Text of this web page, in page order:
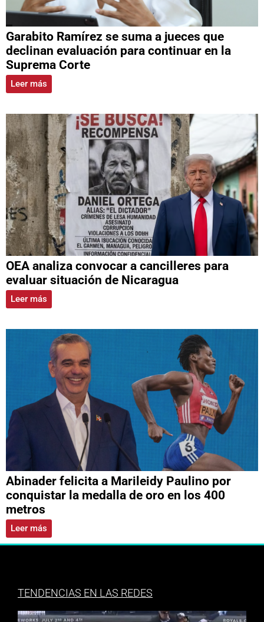
Garabito Ramírez se suma a jueces que
declinan evaluación para continuar en la
Suprema Corte
Leer más
OEA analiza convocar a cancilleres para
evaluar situación de Nicaragua
Leer más
Abinader felicita a Marileidy Paulino por
conquistar la medalla de oro en los 400
metros
Leer más
TENDENCIAS EN LAS REDES